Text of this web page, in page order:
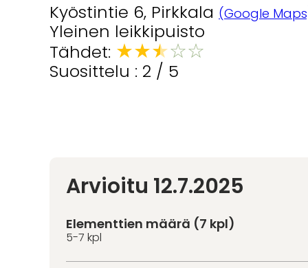
Kyöstintie 6, Pirkkala (Google
Yleinen leikkipuisto
Tähdet: ★★★☆☆
Suosittelu : 2 / 5
Arvioitu 12.7.2025
Elementtien määrä (7 kpl)
5-7 kpl